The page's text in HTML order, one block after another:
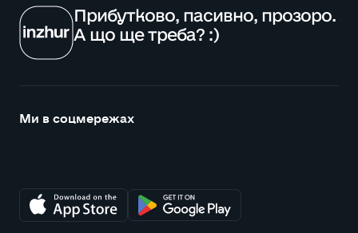
Прибутково, пасивно, прозоро.
А що ще треба? :)
Ми в соцмережах